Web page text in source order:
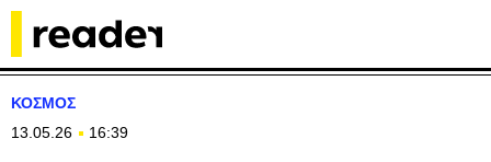
ΚΟΣΜΟΣ
13.05.26
16:39